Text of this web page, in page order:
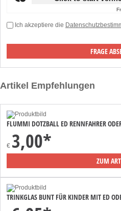
Ich akzeptiere die
Artikel Empfehlungen
FLUMMI DOTZBALL ED RENNFAHRER
€ 3,00*
ZUM
TRINKGLAS BUNT FÜR KINDER MIT ED